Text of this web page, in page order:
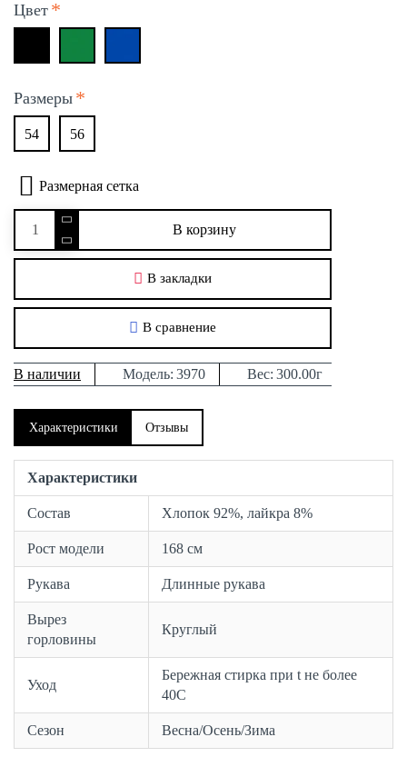
В наличии Модель: 3970 Вес: 300.00г
Цвет
Размеры
54 56
В корзину
В закладки
В сравнение
Размерная сетка
Характеристики Отзывы
Характеристики
Состав Хлопок 92%, лайкра 8%
Рост модели 168 см
Рукава Длинные рукава
Вырез
горловины
Круглый
Уход
Бережная стирка при t не более
40С
Сезон Весна/Осень/Зима